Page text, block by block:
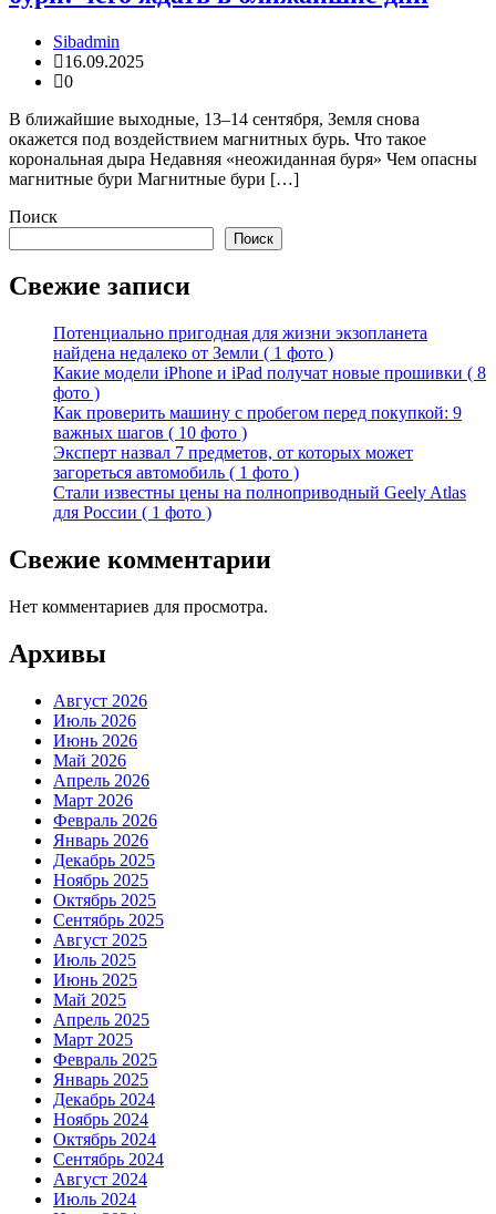
Sibadmin
16.09.2025
0
В ближайшие выходные, 13–14 сентября, Земля снова
окажется под воздействием магнитных бурь. Что такое
корональная дыра Недавняя «неожиданная буря» Чем опасны
магнитные бури Магнитные бури […]
Поиск
Поиск
Свежие записи
Потенциально пригодная для жизни экзопланета
найдена недалеко от Земли ( 1 фото )
Какие модели iPhone и iPad получат новые прошивки ( 8
фото )
Как проверить машину с пробегом перед покупкой: 9
важных шагов ( 10 фото )
Эксперт назвал 7 предметов, от которых может
загореться автомобиль ( 1 фото )
Стали известны цены на полноприводный Geely Atlas
для России ( 1 фото )
Свежие комментарии
Нет комментариев для просмотра.
Архивы
Август 2026
Июль 2026
Июнь 2026
Май 2026
Апрель 2026
Март 2026
Февраль 2026
Январь 2026
Декабрь 2025
Ноябрь 2025
Октябрь 2025
Сентябрь 2025
Август 2025
Июль 2025
Июнь 2025
Май 2025
Апрель 2025
Март 2025
Февраль 2025
Январь 2025
Декабрь 2024
Ноябрь 2024
Октябрь 2024
Сентябрь 2024
Август 2024
Июль 2024